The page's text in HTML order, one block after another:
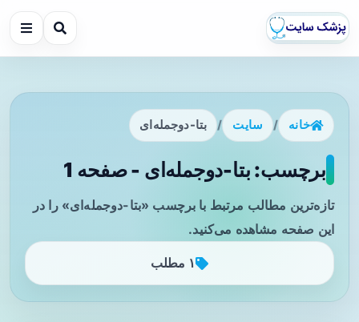
خانه / سایت / بتا-دوجمله‌ای
برچسب: بتا-دوجمله‌ای - صفحه 1
تازه‌ترین مطالب مرتبط با برچسب «بتا-دوجمله‌ای» را در
این صفحه مشاهده می‌کنید.
۱ مطلب